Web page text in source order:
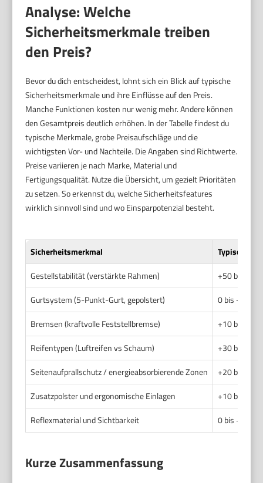
Analyse: Welche
Sicherheitsmerkmale treiben
den Preis?
Bevor du dich entscheidest, lohnt sich ein Blick auf typische
Sicherheitsmerkmale und ihre Einflüsse auf den Preis.
Manche Funktionen kosten nur wenig mehr. Andere können
den Gesamtpreis deutlich erhöhen. In der Tabelle findest du
typische Merkmale, grobe Preisaufschläge und die
wichtigsten Vor- und Nachteile. Die Angaben sind Richtwerte.
Preise variieren je nach Marke, Material und
Fertigungsqualität. Nutze die Übersicht, um gezielt Prioritäten
zu setzen. So erkennst du, welche Sicherheitsfeatures
wirklich sinnvoll sind und wo Einsparpotenzial besteht.
Sicherheitsmerkmal
Typischer
Gestellstabilität (verstärkte Rahmen)
+50 bis
Gurtsystem (5-Punkt-Gurt, gepolstert)
0 bis +40 €
Bremsen (kraftvolle Feststellbremse)
+10 bis +60
Reifentypen (Luftreifen vs Schaum)
+30 bis
Seitenaufprallschutz / energieabsorbierende Zonen
+20 bis
Zusatzpolster und ergonomische Einlagen
+10 bis +50
Reflexmaterial und Sichtbarkeit
0 bis +15 €
Kurze Zusammenfassung